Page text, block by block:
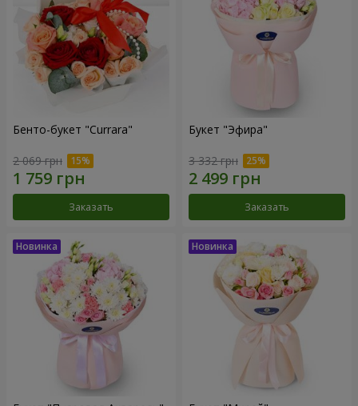
Бенто-букет "Currara"
2 069 грн
Заказать
Букет "Эфира"
3 332 грн
Заказать